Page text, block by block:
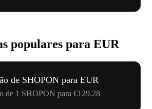
populares para EUR
de SHOPON para EUR
de 1 SHOPON para €129.28